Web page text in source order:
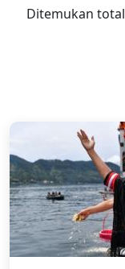
Ditemukan total